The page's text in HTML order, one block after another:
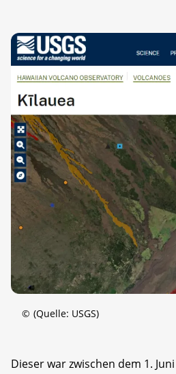
© (Quelle: USGS)
Dieser war zwischen dem 1.